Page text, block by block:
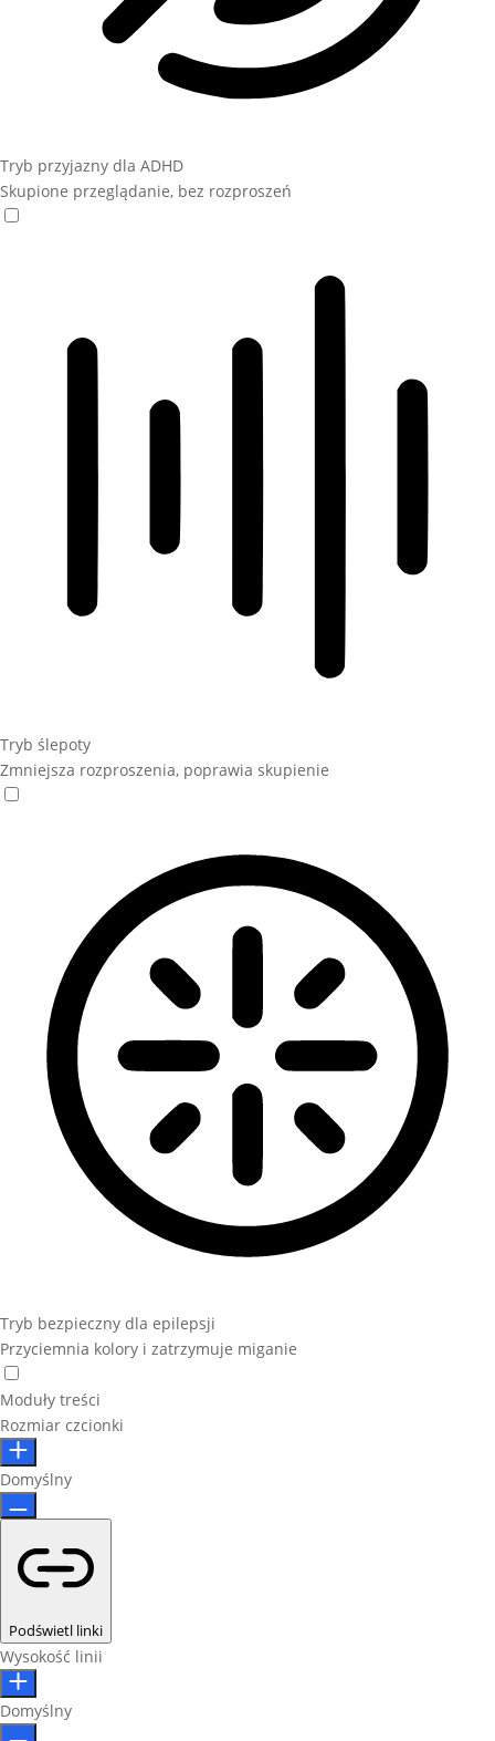
Tryb przyjazny dla ADHD
Skupione przeglądanie, bez rozproszeń
Tryb ślepoty
Zmniejsza rozproszenia, poprawia skupienie
Tryb bezpieczny dla epilepsji
Przyciemnia kolory i zatrzymuje miganie
Moduły treści
Rozmiar czcionki
Domyślny
Podświetl linki
Wysokość linii
Domyślny